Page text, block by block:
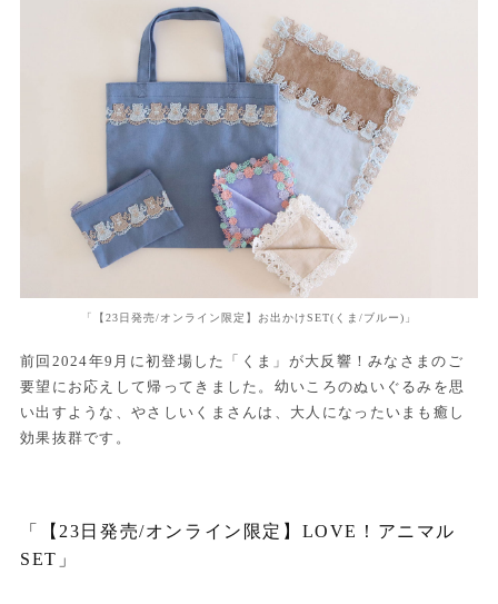
「【23日発売/オンライン限定】お出かけSET(くま/ブルー)」
前回2024年9月に初登場した「くま」が大反響！みなさまのご
要望にお応えして帰ってきました。幼いころのぬいぐるみを思
い出すような、やさしいくまさんは、大人になったいまも癒し
効果抜群です。
「【23日発売/オンライン限定】LOVE！アニマル
SET」